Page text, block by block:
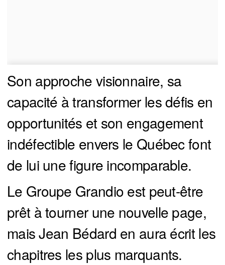
Son approche visionnaire, sa
capacité à transformer les défis en
opportunités et son engagement
indéfectible envers le Québec font
de lui une figure incomparable.
Le Groupe Grandio est peut-être
prêt à tourner une nouvelle page,
mais Jean Bédard en aura écrit les
chapitres les plus marquants.